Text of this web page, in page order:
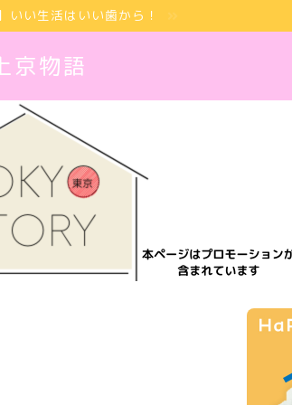
いい生活はいい歯から！
京物語